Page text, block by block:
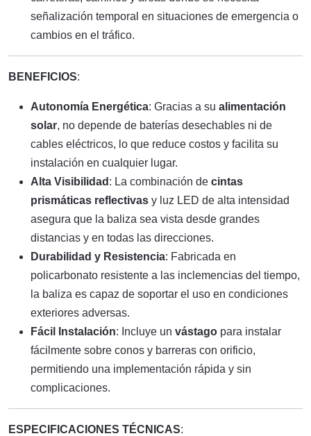
señalización temporal en situaciones de emergencia o
cambios en el tráfico.
BENEFICIOS:
Autonomía Energética: Gracias a su alimentación
solar, no depende de baterías desechables ni de
cables eléctricos, lo que reduce costos y facilita su
instalación en cualquier lugar.
Alta Visibilidad : La combinación de cintas
prismáticas reflectivas y luz LED de alta intensidad
asegura que la baliza sea vista desde grandes
distancias y en todas las direcciones.
Durabilidad y Resistencia: Fabricada en
policarbonato resistente a las inclemencias del tiempo,
la baliza es capaz de soportar el uso en condiciones
exteriores adversas.
Fácil Instalación: Incluye un vástago para instalar
fácilmente sobre conos y barreras con orificio,
permitiendo una implementación rápida y sin
complicaciones.
ESPECIFICACIONES TÉCNICAS: